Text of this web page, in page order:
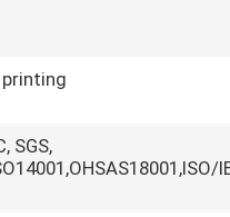
SGS,